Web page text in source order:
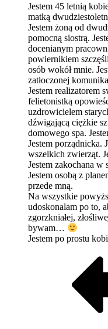
Jestem 45 letnią
matką
Jestem żoną od
pomocną siostrą.
docenianym
powiernikiem
osób wokół mnie.
zatłoczonej
Jestem realizatorem
felietonistką
uzdrowicielem
dźwigającą ciężkie
domowego spa.
Jestem porządnicka.
wszelkich zwierząt.
Jestem zakochana
Jestem osobą z
przede mną.
Na wszystkie
udoskonalam po to,
zgorzkniałej,
bywam…
Jestem po prostu